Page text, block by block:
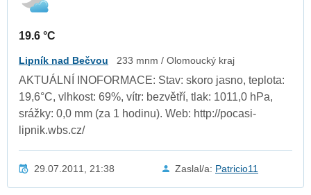
19.6 °C
Lipník nad Bečvou 233 mnm / Olomoucký kraj
AKTUÁLNÍ INOFORMACE: Stav: skoro jasno, teplota:
19,6°C, vlhkost: 69%, vítr: bezvětří, tlak: 1011,0 hPa,
srážky: 0,0 mm (za 1 hodinu). Web: http://pocasi-
lipnik.wbs.cz/
29.07.2011, 21:38 Zaslal/a: Patricio11